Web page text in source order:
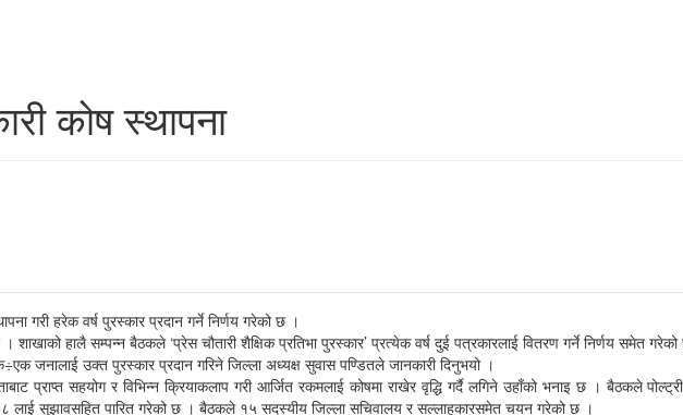
कोष स्थापना
गरी हरेक वर्ष पुरस्कार प्रदान गर्ने निर्णय गरेको छ ।
शाखाको हालै सम्पन्न बैठकले ‘प्रेस चौतारी शैक्षिक प्रतिभा पुरस्कार’ प्रत्येक वर्ष दुई पत्रकारलाई वितरण गर्ने निर्णय समेत
जनालाई उक्त पुरस्कार प्रदान गरिने जिल्ला अध्यक्ष सुवास पण्डितले जानकारी दिनुभयो ।
प्राप्त सहयोग र विभिन्न क्रियाकलाप गरी आर्जित रकमलाई कोषमा राखेर वृद्धि गर्दै लगिने उहाँको भनाइ छ । बैठकले
लाई सुझावसहित पारित गरेको छ । बैठकले १५ सदस्यीय जिल्ला सचिवालय र सल्लाहकारसमेत चयन गरेको छ ।